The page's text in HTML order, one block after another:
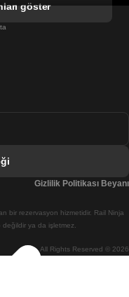
Treni
göster
All Rights Reserved © 2026
bir rezervasyon hizmetidir. Rail Ninja
değildir ya da işletmez.
Gizlilik Politikası Beyanı